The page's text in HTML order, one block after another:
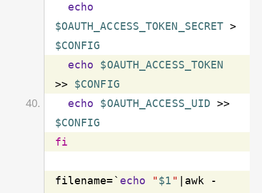
echo
$OAUTH_ACCESS_TOKEN_SECRET
$CONFIG
echo
$OAUTH_ACCESS_TOKEN
>> $CONFIG
echo
$OAUTH_ACCESS_UID
$CONFIG
fi
filename=` echo "$1 "
|awk -